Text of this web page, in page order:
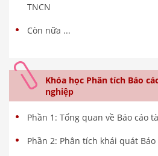
TNCN
Còn nữa ...
Khóa học Phân tích Báo
nghiệp
Phần 1: Tổng quan về Báo cáo
Phần 2: Phân tích khái quát